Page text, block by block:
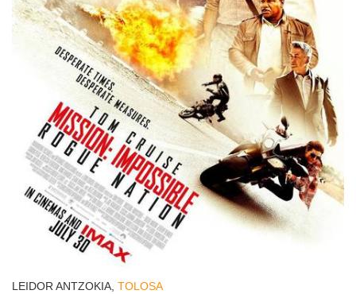
LEIDOR ANTZOKIA, TOLOSA